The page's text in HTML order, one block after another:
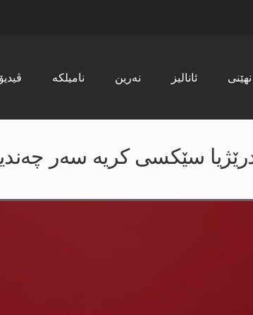
ڤیدیۆ نامیلکە نەرین ئانالیز نھێنی
سێکسی کریە سەر